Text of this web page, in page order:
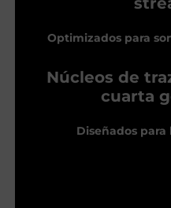
Optimizados para
Núcleos de
cuarta
Diseñados